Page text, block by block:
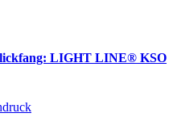
LIGHT LINE® KSO